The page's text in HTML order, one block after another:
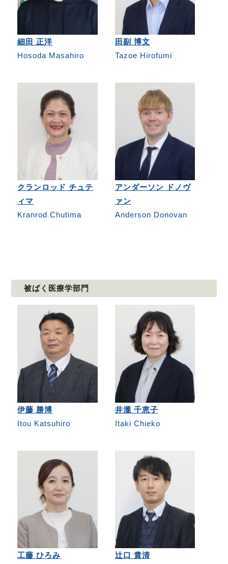
細田 正洋
Hosoda Masahiro
田副 博文
Tazoe Hirofumi
クランロッド チュテ
ィマ
Kranrod Chutima
アンダーソン ドノヴ
ァン
Anderson Donovan
被ばく医療学部門
伊藤 勝博
Itou Katsuhiro
井瀧 千恵子
Itaki Chieko
工藤 ひろみ 辻口 貴清